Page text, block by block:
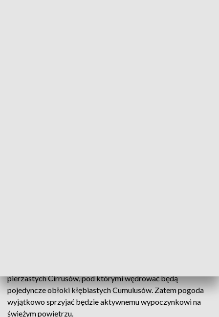
pierzastych Cirrusów, pod którymi wędrować będą
pojedyncze obłoki kłębiastych Cumulusów. Zatem pogoda
wyjątkowo sprzyjać będzie aktywnemu wypoczynkowi na
świeżym powietrzu.